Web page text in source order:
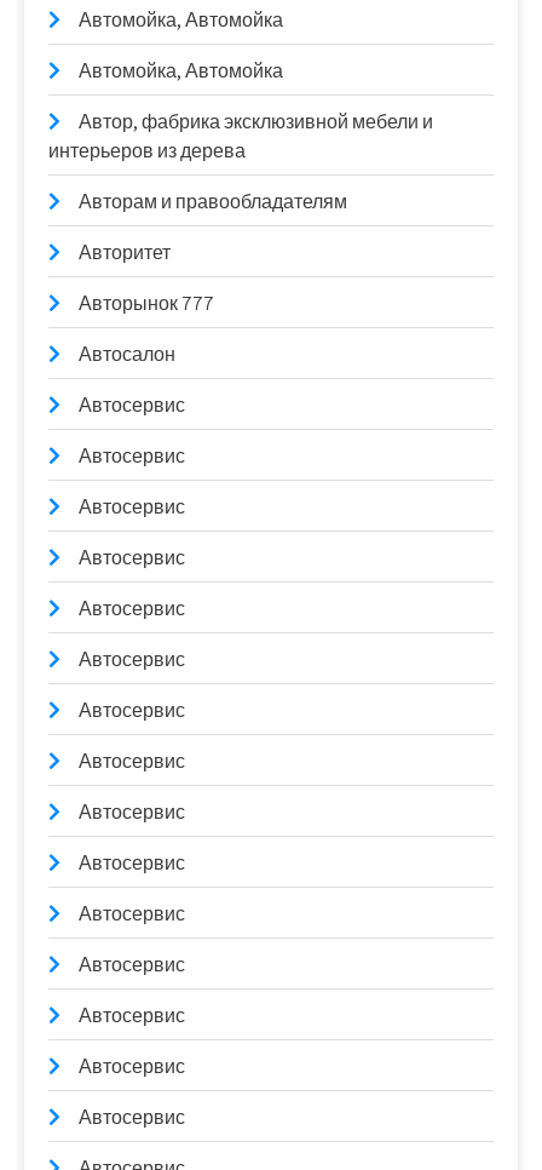
Автомойка, Автомойка
Автомойка, Автомойка
Автор, фабрика эксклюзивной мебели и
интерьеров из дерева
Авторам и правообладателям
Авторитет
Авторынок 777
Автосалон
Автосервис
Автосервис
Автосервис
Автосервис
Автосервис
Автосервис
Автосервис
Автосервис
Автосервис
Автосервис
Автосервис
Автосервис
Автосервис
Автосервис
Автосервис